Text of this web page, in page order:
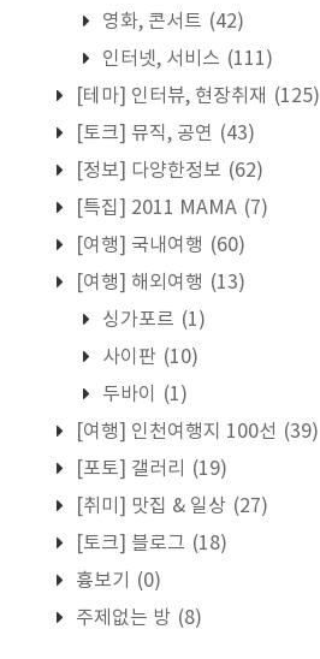
영화, 콘서트 (42)
인터넷, 서비스 (111)
[테마] 인터뷰, 현장취재 (125)
[토크] 뮤직, 공연 (43)
[정보] 다양한정보 (62)
[특집] 2011 MAMA (7)
[여행] 국내여행 (60)
[여행] 해외여행 (13)
싱가포르 (1)
사이판 (10)
두바이
(1)
[여행] 인천여행지 100선 (39)
[포토] 갤러리
(19)
[취미] 맛집 & 일상 (27)
[토크] 블로그 (18)
흉보기
(0)
주제없는 방 (8)